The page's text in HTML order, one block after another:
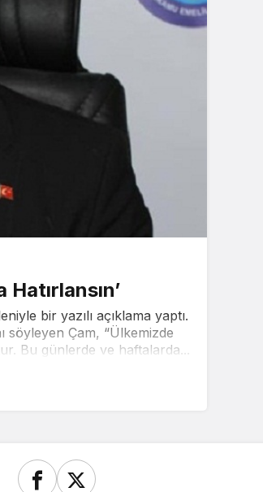
bir yazılı açıklama yaptı.
söyleyen Çam, “Ülkemizde
Bu günlerde ve haftalarda...